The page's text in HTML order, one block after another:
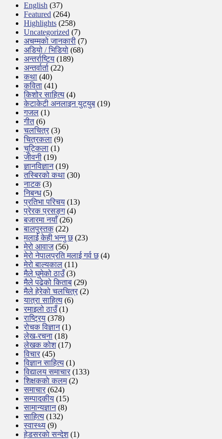
English (37)
Featured (264)
Highlights (258)
Uncategorized (7)
अचम्मको जानकारी (7)
अडियो / भिडियो (68)
अन्तर्राष्टिय (189)
अन्तर्वार्ता (22)
कथा (40)
कविता (41)
किशोर साहित्य (4)
केटाकेटी अनलाइन युट्युब (19)
गजल (1)
गीत(6)
चलचित्र (3)
चित्रकला (9)
चुट्किला (1)
जीवनी (19)
ज्ञानविज्ञान(19)
तस्बिरको कथा (30)
नाटक(3)
निबन्ध(5)
प्रतिभा परिचय (13)
प्रेरक प्रसङ्ग(4)
बजारमा नयाँ(26)
बालपुस्तक(22)
मलाई केही भन्नु छ(23)
मेरो आवाज(56)
मेरो नेपालप्रति मलाई गर्व छ(4)
मेरो बाल्यकाल (11)
मैले घुमेको ठाउँ(3)
मैले पढेको किताब (29)
मैले हेरेको चलचित्र (2)
यात्रा साहित्य (6)
रमाइलो ठाउँ(1)
राष्ट्रिय (378)
रोचक विज्ञान(1)
लेख-रचना (18)
लेखक कोश(17)
विचार (45)
विज्ञान साहित्य (1)
विद्यालय समाचार (133)
शिक्षककाे कलम(2)
समाचार (624)
सम्पादकीय (15)
सामान्यज्ञान(8)
साहित्य (132)
स्वास्थ्य (9)
हेडसरकाे सन्देश(1)